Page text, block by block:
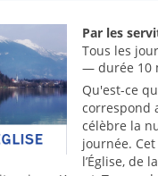
Par les
Tous les
— durée 10
Qu'est-ce
correspond
célèbre la
journée.
l’Église, de